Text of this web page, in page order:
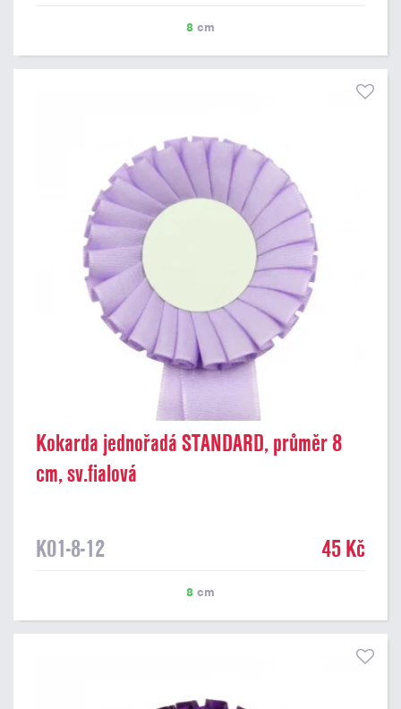
8 cm
Kokarda jednořadá STANDARD, průměr 8
cm, sv.fialová
K01-8-12 45 Kč
8 cm